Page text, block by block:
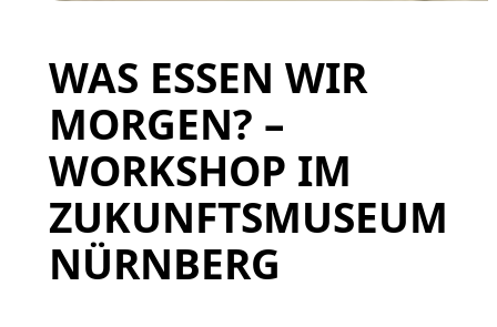
WAS ESSEN WIR
MORGEN? –
WORKSHOP IM
ZUKUNFTSMUSEUM
NÜRNBERG